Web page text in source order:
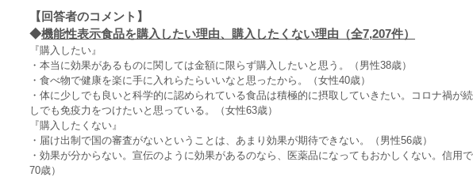
【回答者のコメント】
◆機能性表示食品を購入したい理由、購入したくない理由（全7,207件）
『購入したい』
・本当に効果があるものに関しては金額に限らず購入したいと思う。（男性38歳）
・食べ物で健康を楽に手に入れらたらいいなと思ったから。（女性40歳）
・体に少しでも良いと科学的に認められている食品は積極的に摂取していきたい。コロナ禍が
しでも免疫力をつけたいと思っている。（女性63歳）
『購入したくない』
・届け出制で国の審査がないということは、あまり効果が期待できない。（男性56歳）
・効果が分からない。宣伝のように効果があるのなら、医薬品になってもおかしくない。信用
70歳）